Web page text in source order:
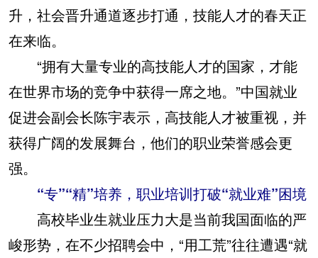
升，社会晋升通道逐步打通，技能人才的春天正
在来临。
“拥有大量专业的高技能人才的国家，才能
在世界市场的竞争中获得一席之地。”中国就业
促进会副会长陈宇表示，高技能人才被重视，并
获得广阔的发展舞台，他们的职业荣誉感会更
强。
“专”“精”培养，职业培训打破“就业难”困境
高校毕业生就业压力大是当前我国面临的严
峻形势，在不少招聘会中，“用工荒”往往遭遇“就